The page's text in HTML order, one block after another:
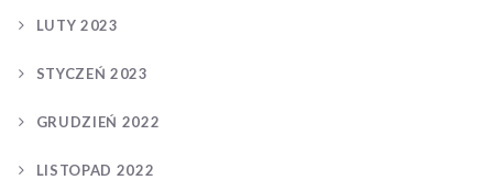
LUTY 2023
STYCZEŃ 2023
GRUDZIEŃ 2022
LISTOPAD 2022